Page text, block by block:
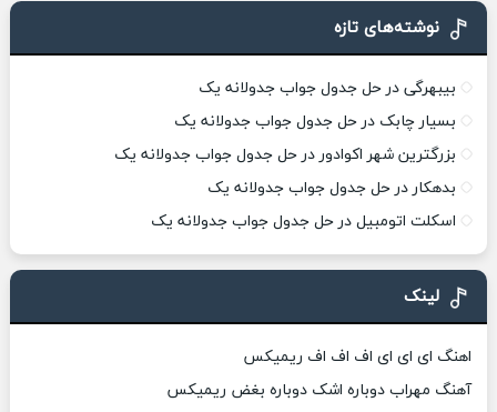
نوشته‌های تازه
بیبهرگی در حل جدول جواب جدولانه یک
بسیار چابک در حل جدول جواب جدولانه یک
بزرگترین شهر اکوادور در حل جدول جواب جدولانه یک
بدهکار در حل جدول جواب جدولانه یک
اسکلت اتومبیل در حل جدول جواب جدولانه یک
لینک
اهنگ ای ای ای اف اف اف ریمیکس
آهنگ مهراب دوباره اشک دوباره بغض ریمیکس